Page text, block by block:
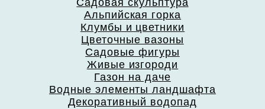
Садовая скульптура
Альпийская горка
Клумбы и цветники
Цветочные вазоны
Садовые фигуры
Живые изгороди
Газон на даче
Водные элементы ландшафта
Декоративный водопад